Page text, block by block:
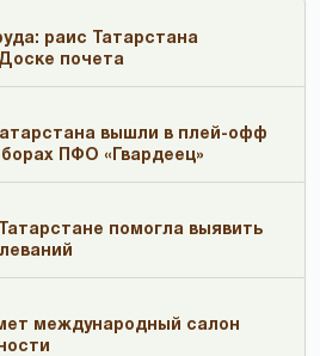
раис Татарстана
почета
вышли в плей-офф
ПФО «Гвардеец»
помогла выявить
международный салон